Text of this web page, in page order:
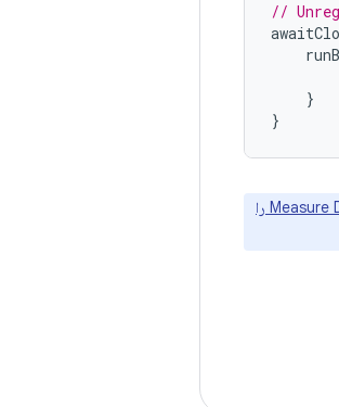
//
}
}